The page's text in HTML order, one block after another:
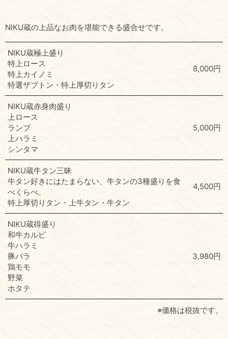
NIKU蔵の上品なお肉を堪能できる盛合せです。
NIKU蔵極上盛り
特上ロース
特上カイノミ
特選ザブトン・特上厚切りタン
8,000円
NIKU蔵赤身肉盛り
上ロース
ランプ
上ハラミ
シンタマ
5,000円
NIKU蔵牛タン三昧
牛タン好きにはたまらない、牛タンの3種盛りを食
べくらべ。
特上厚切りタン・上牛タン・牛タン
4,500円
NIKU蔵得盛り
和牛カルビ
牛ハラミ
豚バラ
鶏モモ
野菜
ホタテ
3,980円
※価格は税抜です。